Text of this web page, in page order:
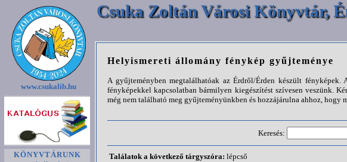
Csuka Zoltán Városi Könyvtár,
www.csukalib.hu
KÖNYVTÁRUNK
Helyismereti állomány fénykép gyűjteménye
A gyűjteményben megtalálhatóak az Érdről/Érden készült
fényképekkel kapcsolatban bármilyen kiegészítést szívesen veszünk.
még nem található meg gyűjteményünkben és hozzájárulna ahhoz,
Keresés:
Találatok a következő tárgyszóra: lépcső